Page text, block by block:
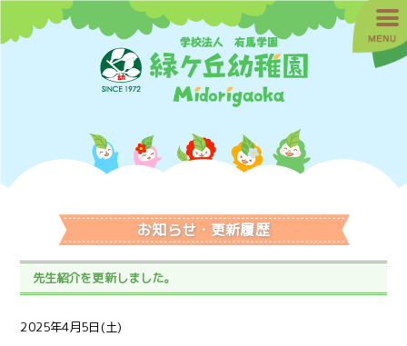
お知らせ・更新履歴
先生紹介を更新しました。
2025年4月5日(土)